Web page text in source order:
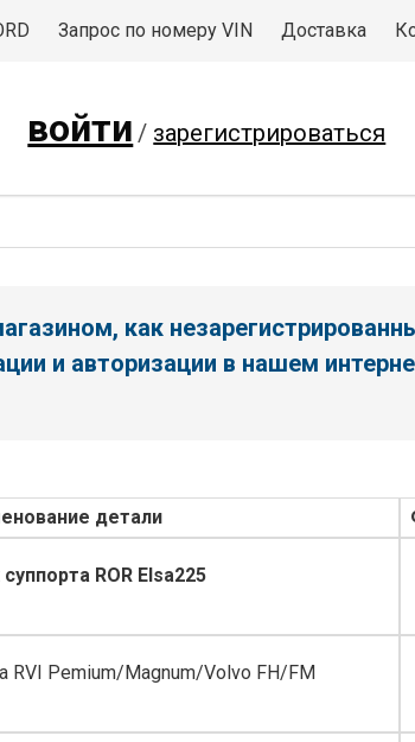
Запрос по номеру VIN Доставка
войти / зарегистрироваться
как
и авторизации в нашем
детали
ROR Elsa225
Pemium/Magnum/Volvo FH/FM